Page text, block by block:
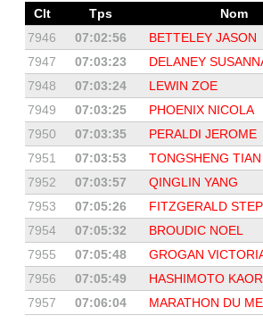
Clt Tps Nom
7946
07:02:56 BETTELEY JASON
7947
07:03:23 DELANEY
7948
07:03:24 LEWIN ZOE
7949
07:03:25 PHOENIX NICOLA
7950
07:03:35 PERALDI JEROME
7951
07:03:53 TONGSHENG TIAN
7952
07:03:57 QINGLIN YANG
7953
07:05:26 FITZGERALD
7954
07:05:32 BROUDIC NOEL
7955
07:05:48 GROGAN
7956
07:05:49
HASHIMOTO
7957
07:06:04 MARATHON DU